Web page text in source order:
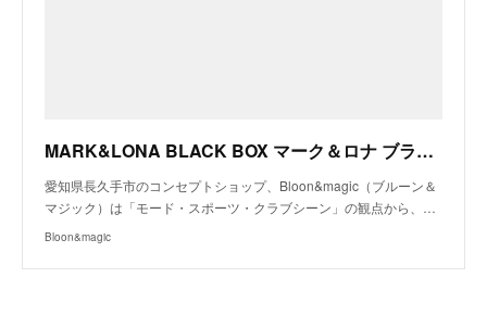
MARK&LONA BLACK BOX マーク＆ロナ ブラックボックス シューズ ゴルフシューズ ハイカット レザー レッド メンズ 商品詳細｜愛知県長久手市のコンセプトショップ「ブルーン＆マジック」
愛知県長久手市のコンセプトショップ、Bloon&magic（ブルーン＆
マジック）は「モード・スポーツ・クラブシーン」の観点から、…
Bloon&magic